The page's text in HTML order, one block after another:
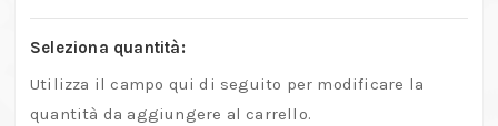
Seleziona quantità:
Utilizza il campo qui di seguito per modificare la
quantità da aggiungere al carrello.